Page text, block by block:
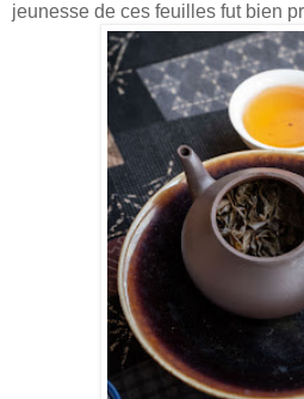
jeunesse de ces feuilles fut bien